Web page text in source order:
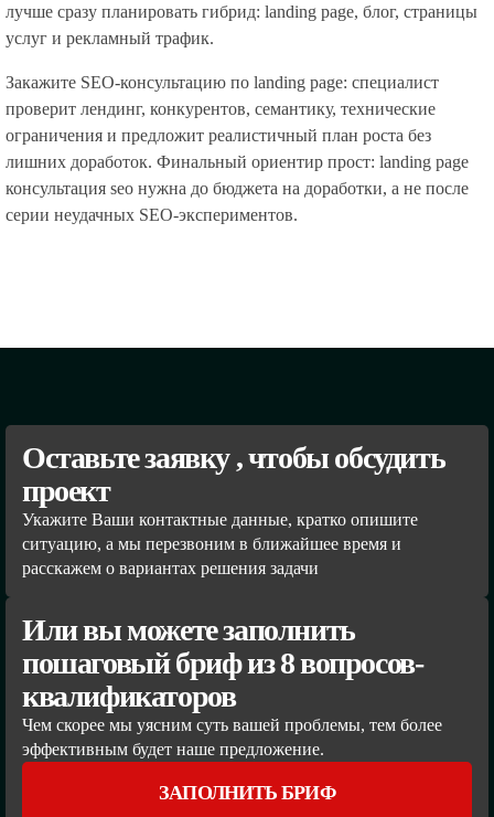
лучше сразу планировать гибрид: landing page, блог, страницы
услуг и рекламный трафик.
Закажите SEO-консультацию по landing page: специалист
проверит лендинг, конкурентов, семантику, технические
ограничения и предложит реалистичный план роста без
лишних доработок. Финальный ориентир прост: landing page
консультация seo нужна до бюджета на доработки, а не после
серии неудачных SEO-экспериментов.
Оставьте заявку , чтобы обсудить
проект
Укажите Ваши контактные данные, кратко опишите
ситуацию, а мы перезвоним в ближайшее время и
расскажем о вариантах решения задачи
Или вы можете заполнить
пошаговый бриф из 8 вопросов-
квалификаторов
Чем скорее мы уясним суть вашей проблемы, тем более
эффективным будет наше предложение.
ЗАПОЛНИТЬ БРИФ